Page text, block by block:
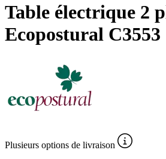
Table électrique 2
Ecopostural C3553
Plusieurs options de livraison